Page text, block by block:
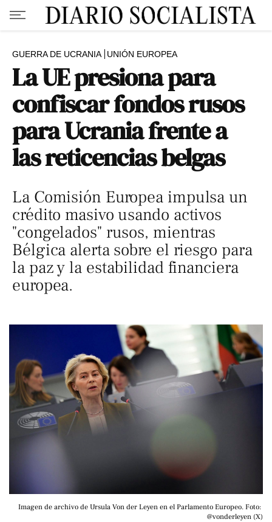
GUERRA DE UCRANIA UNIÓN EUROPEA
La UE presiona para
confiscar fondos rusos
para Ucrania frente a
las reticencias belgas
La Comisión Europea impulsa un
crédito masivo usando activos
"congelados" rusos, mientras
Bélgica alerta sobre el riesgo para
la paz y la estabilidad financiera
europea.
Imagen de archivo de Ursula Von der Leyen en el Parlamento Europeo. Foto:
@vonderleyen (X)